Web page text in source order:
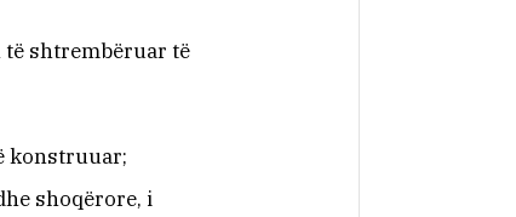
të shtrembëruar të
konstruuar;
shoqërore, i